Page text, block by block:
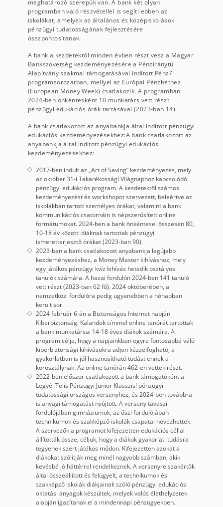
meghatározó szerepük van. A bank két olyan
programban való részvétellel is segíti ebben az
iskolákat, amelyek az általános és középiskolások
pénzügyi tudatosságának fejlesztésére
összpontosítanak.
A bank a kezdetektől minden évben részt vesz a Magyar
Bankszövetség kezdeményezésére a Pénziránytű
Alapítvány szakmai támogatásával indított Pénz7
programsorozatban, mellyel az Európai Pénzhéthez
(European Money Week) csatlakozik. A programban
2024-ben önkéntesként 10 munkatárs vett részt
pénzügyi edukációs órák tartásával (2023-ban 14).
A bank csatlakozott az anyabankja által indított pénzügyi
edukációs kezdeményezésekhez:A bank csatlakozott az
anyabankja által indított pénzügyi edukációs
kezdeményezésekhez:
2017-ben indult az „Art of Saving” kezdeményezés, mely
az október 31-i Takarékossági Világnaphoz kapcsolódó
pénzügyi edukációs program. A kezdetektől számos
kezdeményezést és workshopot szervezett, beleértve az
iskolákban tartott személyes órákat, valamint a bank
kommunikációs csatornáin is népszerűsített online
formátumokat. 2024-ben a bank önkéntesei összesen 80,
10-18 év közötti diáknak tartottak pénzügyi
ismeretterjesztő órákat (2023-ban 90).
2023-ban a bank csatlakozott anyabankja legújabb
kezdeményezéshez, a Money Master kihíváshoz, mely
egy játékos pénzügyi kvíz kihívás hetedik osztályos
tanulók számára. A hazai fordulón 2024-ben 141 tanuló
vett részt (2023-ban 62 fő). 2024 októberében, a
nemzetközi fordulóra pedig ugyanebben a hónapban
került sor.
2024 február 6-án a Biztonságos Internet napján
Kiberbiztonsági Kalandok címmel online tanórát tartottak
a bank munkatársai 14-18 éves diákok számára. A
program célja, hogy a napjainkban egyre fontosabbá váló
kiberbiztonsági kihívásokra adjon kézzelfogható, a
gyakorlatban is jól hasznosítható tudást ennek a
korosztálynak. Az online tanórán 462-en vettek részt.
2022-ben először csatlakozott a bank támogatóként a
Legyél Te is Pénzügyi Junior Klasszis! pénzügyi
tudatossági országos versenyhez, és 2024-ben továbbra
is anyagi támogatást nyújtott. A verseny tavaszi
fordulójában gimnáziumok, az őszi fordulójában
technikumok és szakképző iskolák csapatai nevezhettek.
A szervezők a programot kifejezetten edukációs céllal
állították össze, céljuk, hogy a diákok gyakorlati tudásra
tegyenek szert játékos módon. Kifejezetten azokat a
diákokat szólítják meg minél nagyobb számban, akik
kevésbé jó háttérrel rendelkeznek. A versenyre szakértők
által összeállított és felügyelt, a technikumok és
szakképző iskolák diákjainak szóló pénzügyi edukációs
oktatási anyagok készültek, melyek valós élethelyzetek
alapján igazítanak el a mindennapi pénzügyekben.